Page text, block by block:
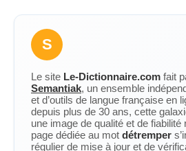
S
Le site Le-Dictionnaire.com fait
Semantiak, un ensemble
et d’outils de langue française en
depuis plus de 30 ans, cette
une image de qualité et de fiabilité
page dédiée au mot détremper
régulier de mise à jour et de